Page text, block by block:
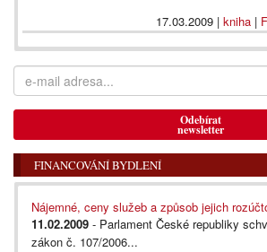
17.03.2009| kniha|
Odebírat
newsletter
FINANCOVÁNÍ BYDLENÍ
Nájemné, ceny služeb a způsob jejich
11.02.2009 - Parlament České republiky
zákon č. 107/2006...